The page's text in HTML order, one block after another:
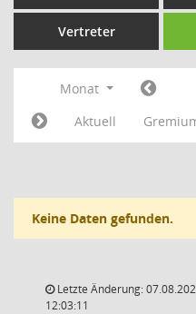
Vertreter
Monat
Aktuell
Keine Daten gefunden.
Letzte Änderung:
12:03:11